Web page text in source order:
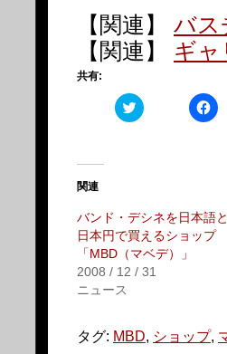
【関連】 バス
【関連】 ギャ
共有:
ク
リ
有
(新
し
い
ウ
ィ
ン
開
き
で
リ
ッ
ク
し
い
関連
バンド・デシネを日本語と
日本円で買えるショップ
「MBD（マベデ）」
2008 / 12 / 31
ニュース
タグ: MBD, ショップ,